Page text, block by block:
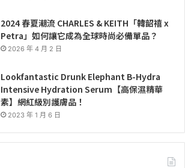
2024 春夏潮流 CHARLES & KEITH「韓韶禧 x
Petra」如何讓它成為全球時尚必備單品？
2026 年 4 月 2 日
Lookfantastic Drunk Elephant B-Hydra
Intensive Hydration Serum【高保濕精華
素】網紅級別護膚品！
2023 年 1 月 6 日